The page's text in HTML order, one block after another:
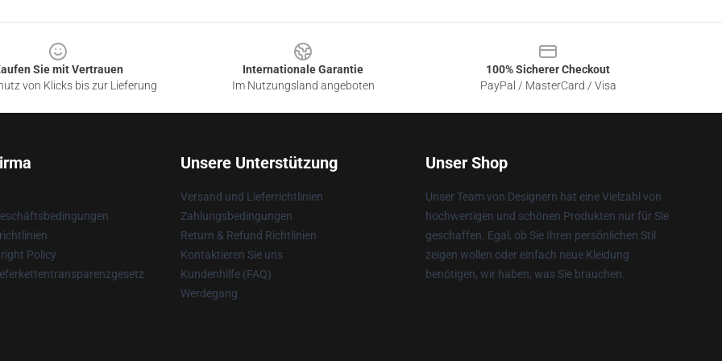
Sie mit Vertrauen
von Klicks bis zur Lieferung
Internationale Garantie
Im Nutzungsland angeboten
100% Sicherer Checkout
PayPal / MasterCard / Visa
Policy
Unsere Unterstützung
Versand und Lieferrichtlinien
Zahlungsbedingungen
Return & Refund Richtlinien
Kontaktieren Sie uns
Kundenhilfe (FAQ)
Werdegang
Unser Shop
Unser Team von Designern hat eine Vielzahl von
hochwertigen und schönen Produkten nur für Sie
geschaffen. Egal, ob Sie Ihren persönlichen Stil
zeigen wollen oder einfach neue Kleidung
benötigen, wir haben, was Sie brauchen.